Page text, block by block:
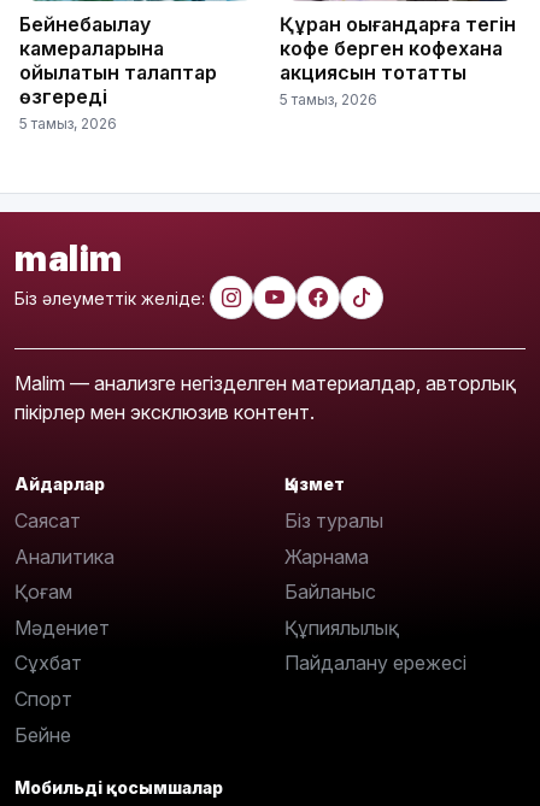
Бейнебақылау
камераларына
қойылатын талаптар
өзгереді
5 тамыз, 2026
Құран оқығандарға тегін
кофе берген кофехана
акциясын тоқтатты
5 тамыз, 2026
malim
Біз әлеуметтік желіде:
Malim — анализге негізделген материалдар, авторлық
пікірлер мен эксклюзив контент.
Айдарлар
Саясат
Аналитика
Қоғам
Мәдениет
Сұхбат
Спорт
Бейне
Қызмет
Біз туралы
Жарнама
Байланыс
Құпиялылық
Пайдалану ережесі
Мобильді қосымшалар